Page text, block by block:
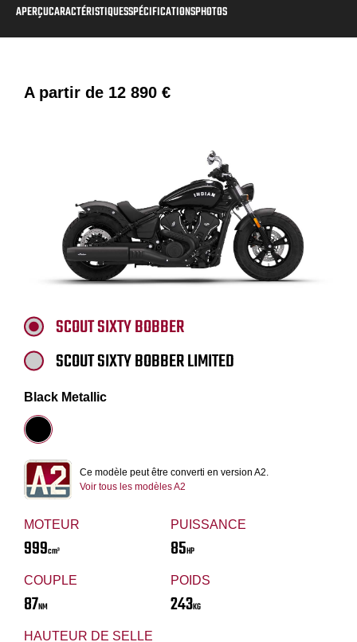
APERÇUCARACTÉRISTIQUESSPÉCIFICATIONSPHOTOS
A partir de 12 890 €
MOTEUR
999cm³
PUISSANCE
85HP
COUPLE
87NM
POIDS
243KG
HAUTEUR DE SELLE
SCOUT SIXTY BOBBER
SCOUT SIXTY BOBBER LIMITED
Black Metallic
Ce modèle peut être converti en version A2.
Voir tous les modèles A2